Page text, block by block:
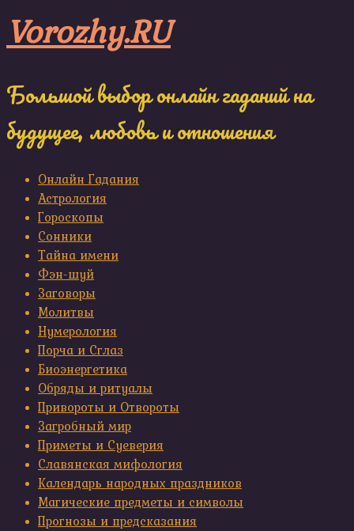
to
content
Vorozhy.RU
Большой выбор онлайн гаданий на
будущее, любовь и отношения
Онлайн Гадания
Астрология
Гороскопы
Сонники
Тайна имени
Фэн-шуй
Заговоры
Молитвы
Нумерология
Порча и Сглаз
Биоэнергетика
Обряды и ритуалы
Привороты и Отвороты
Загробный мир
Приметы и Суеверия
Славянская мифология
Календарь народных праздников
Магические предметы и символы
Прогнозы и предсказания